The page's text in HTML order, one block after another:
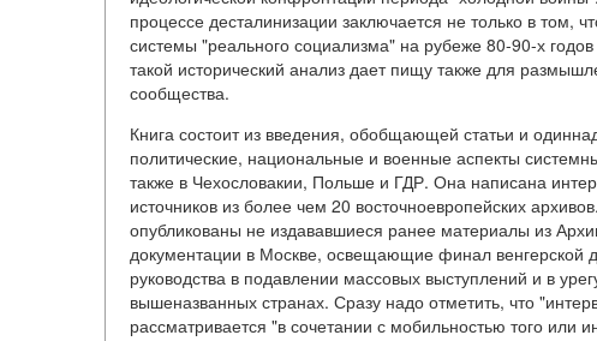
процессе десталинизации заключается не только в том,
системы "реального социализма" на рубеже 80-90-х
такой исторический анализ дает пищу также для
сообщества.
Книга состоит из введения, обобщающей статьи и
политические, национальные и военные аспекты
также в Чехословакии, Польше и ГДР. Она написана
источников из более чем 20 восточноевропейских
опубликованы не издававшиеся ранее материалы из
документации в Москве, освещающие финал венгерской
руководства в подавлении массовых выступлений и в
вышеназванных странах. Сразу надо отметить, что
рассматривается "в сочетании с мобильностью того или